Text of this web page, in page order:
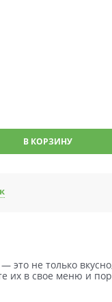
В КОРЗИНУ
это не только
их в свое меню и